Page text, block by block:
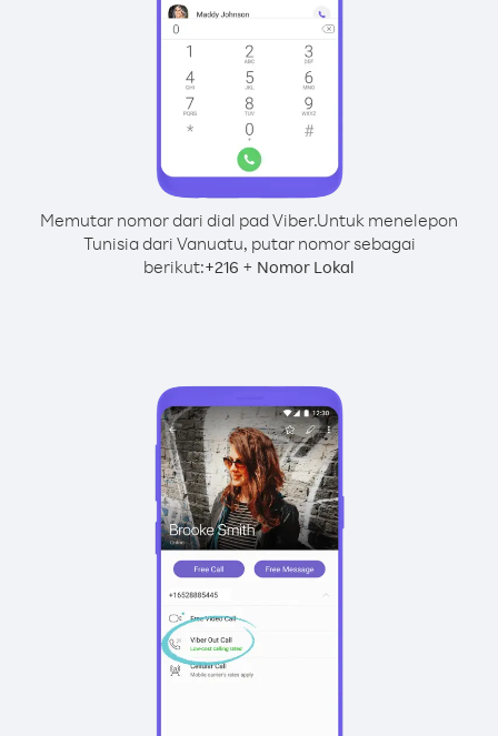
Memutar nomor dari dial pad Viber.Untuk menelepon
Tunisia dari Vanuatu, putar nomor sebagai
berikut:+216 + Nomor Lokal